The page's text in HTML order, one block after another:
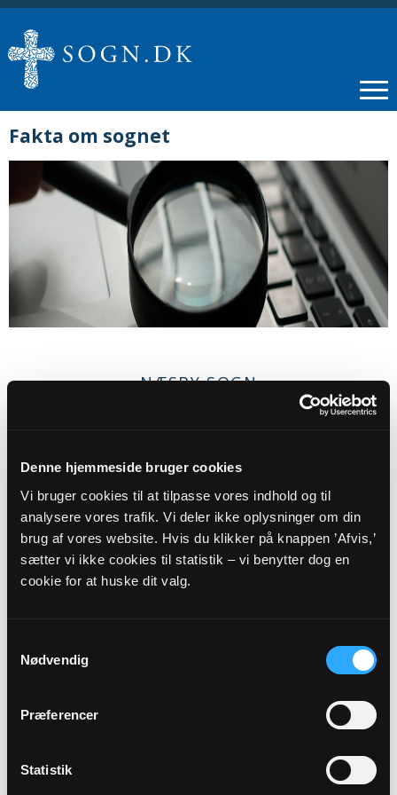
Denne hjemmeside bruger cookies
Vi bruger cookies til at tilpasse vores indhold og til
analysere vores trafik. Vi deler ikke oplysninger om din
brug af vores website. Hvis du klikker på knappen ’Afvis,’
sætter vi ikke cookies til statistik – vi benytter dog en
cookie for at huske dit valg.
Nødvendig
Præferencer
Statistik
Fakta om sognet
NÆSBY SOGN
Myndighedsoplysninger
Sognekode: 7847
Pastorat: Næsby Pastorat
Kommune: Odense Kommune (461)
Hjallese Provsti